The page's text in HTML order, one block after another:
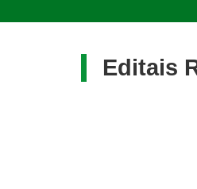
Editais